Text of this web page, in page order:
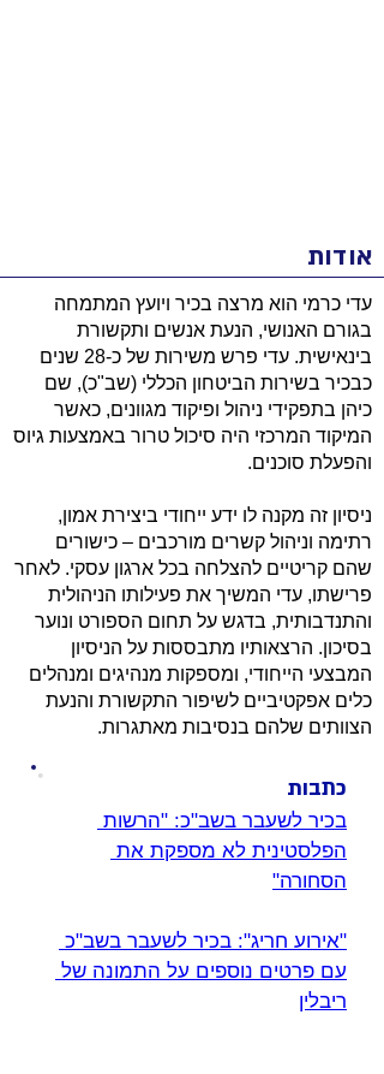
אודות
עדי כרמי הוא מרצה בכיר ויועץ המתמחה
בגורם האנושי, הנעת אנשים ותקשורת
בינאישית. עדי פרש משירות של כ-28 שנים
כבכיר בשירות הביטחון הכללי (שב"כ), שם
כיהן בתפקידי ניהול ופיקוד מגוונים, כאשר
המיקוד המרכזי היה סיכול טרור באמצעות גיוס
והפעלת סוכנים.
ניסיון זה מקנה לו ידע ייחודי ביצירת אמון,
רתימה וניהול קשרים מורכבים – כישורים
שהם קריטיים להצלחה בכל ארגון עסקי. לאחר
פרישתו, עדי המשיך את פעילותו הניהולית
והתנדבותית, בדגש על תחום הספורט ונוער
בסיכון. הרצאותיו מתבססות על הניסיון
המבצעי הייחודי, ומספקות מנהיגים ומנהלים
כלים אפקטיביים לשיפור התקשורת והנעת
הצוותים שלהם בנסיבות מאתגרות.
כתבות
בכיר לשעבר בשב"כ: "הרשות
הפלסטינית לא מספקת את
הסחורה"
"אירוע חריג": בכיר לשעבר בשב"כ
עם פרטים נוספים על התמונה של
ריבלין